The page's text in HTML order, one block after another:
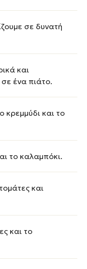
σε δυνατή
και
ένα πιάτο.
κρεμμύδι και το
το καλαμπόκι.
και
και το